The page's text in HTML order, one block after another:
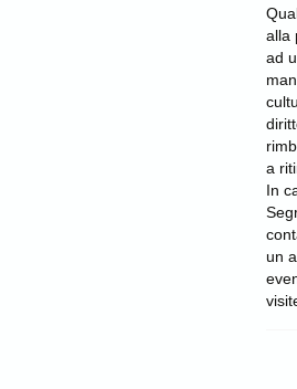
alla
ad
a
In
un